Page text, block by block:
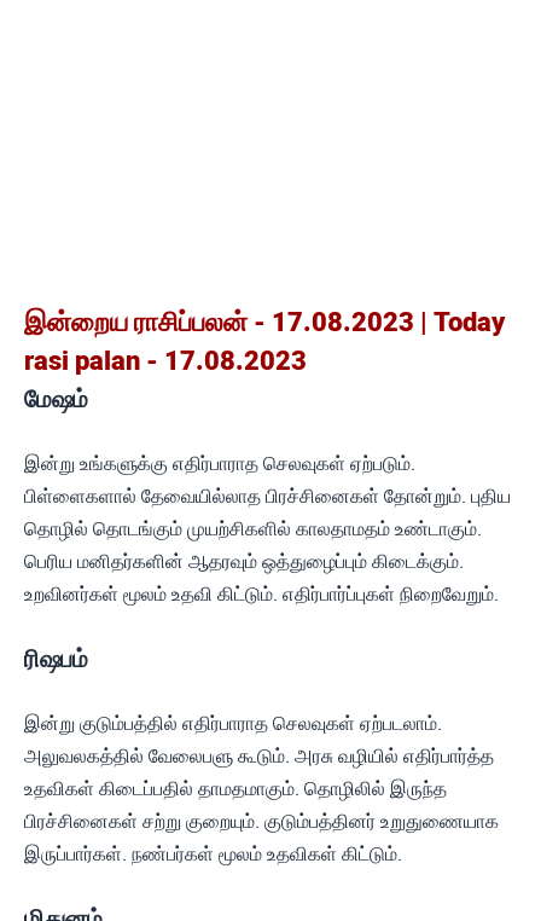
இன்றைய ராசிப்பலன் - 17.08.2023 | Today
rasi palan - 17.08.2023
மேஷம்
இன்று உங்களுக்கு எதிர்பாராத செலவுகள் ஏற்படும்.
பிள்ளைகளால் தேவையில்லாத பிரச்சினைகள் தோன்றும். புதிய
தொழில் தொடங்கும் முயற்சிகளில் காலதாமதம் உண்டாகும்.
பெரிய மனிதர்களின் ஆதரவும் ஒத்துழைப்பும் கிடைக்கும்.
உறவினர்கள் மூலம் உதவி கிட்டும். எதிர்பார்ப்புகள் நிறைவேறும்.
ரிஷபம்
இன்று குடும்பத்தில் எதிர்பாராத செலவுகள் ஏற்படலாம்.
அலுவலகத்தில் வேலைபளு கூடும். அரசு வழியில் எதிர்பார்த்த
உதவிகள் கிடைப்பதில் தாமதமாகும். தொழிலில் இருந்த
பிரச்சினைகள் சற்று குறையும். குடும்பத்தினர் உறுதுணையாக
இருப்பார்கள். நண்பர்கள் மூலம் உதவிகள் கிட்டும்.